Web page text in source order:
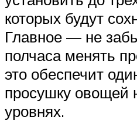
которых будут
Главное — не
полчаса менять
это обеспечит
просушку овощей
уровнях.